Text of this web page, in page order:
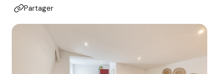
Partager